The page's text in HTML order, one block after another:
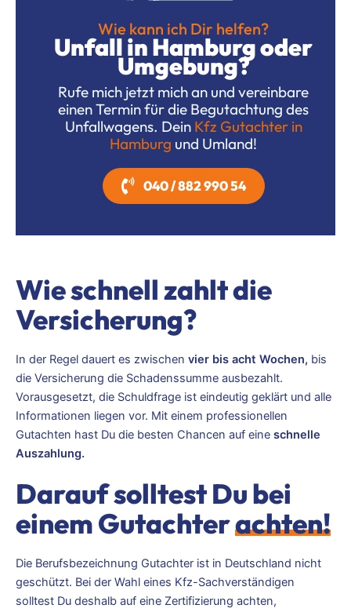
Wie kann ich Dir helfen?
Unfall in Hamburg oder
Umgebung?
Rufe mich jetzt mich an und vereinbare
einen Termin für die Begutachtung des
Unfallwagens. Dein Kfz Gutachter in
Hamburg und Umland!
040 / 882 990 54
Wie schnell zahlt die
Versicherung?
In der Regel dauert es zwischen vier bis acht Wochen, bis
die Versicherung die Schadenssumme ausbezahlt.
Vorausgesetzt, die Schuldfrage ist eindeutig geklärt und alle
Informationen liegen vor. Mit einem professionellen
Gutachten hast Du die besten Chancen auf eine schnelle
Auszahlung.
Darauf solltest Du bei
einem Gutachterachten!
Die Berufsbezeichnung Gutachter ist in Deutschland nicht
geschützt. Bei der Wahl eines Kfz-Sachverständigen
solltest Du deshalb auf eine Zertifizierung achten,